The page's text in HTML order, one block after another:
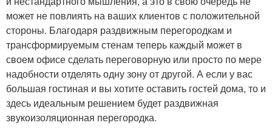
может не повлиять на ваших клиентов с положительной
стороны. Благодаря раздвижным перегородкам и
трансформируемым стенам теперь каждый может в
своем офисе сделать переговорную или просто по мере
надобности отделять одну зону от другой. А если у вас
большая гостиная и вы хотите оставить гостей дома, то и
здесь идеальным решением будет раздвижная
звукоизоляционная перегородка.